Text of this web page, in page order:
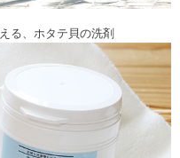
る、ホタテ貝の洗剤